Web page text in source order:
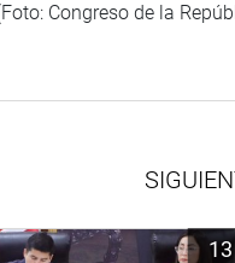
Congreso de la
13